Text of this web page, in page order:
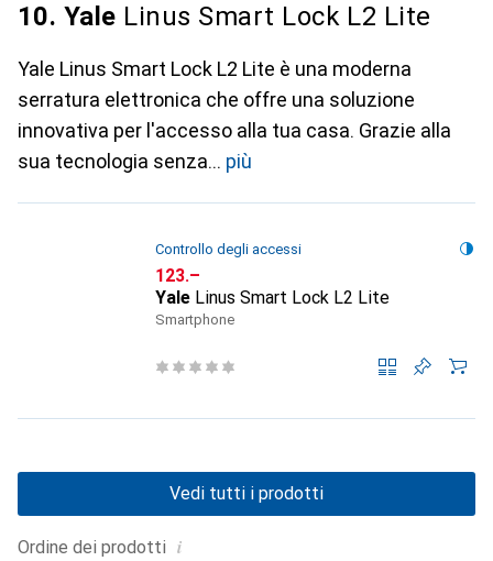
10. Yale Linus Smart Lock L2 Lite
Yale Linus Smart Lock L2 Lite è una moderna
serratura elettronica che offre una soluzione
innovativa per l'accesso alla tua casa. Grazie alla
sua tecnologia senza
più
Controllo degli accessi
CHF
123.–
Yale Linus Smart Lock L2 Lite
Smartphone
Ordine dei prodotti i
Vedi tutti i prodotti